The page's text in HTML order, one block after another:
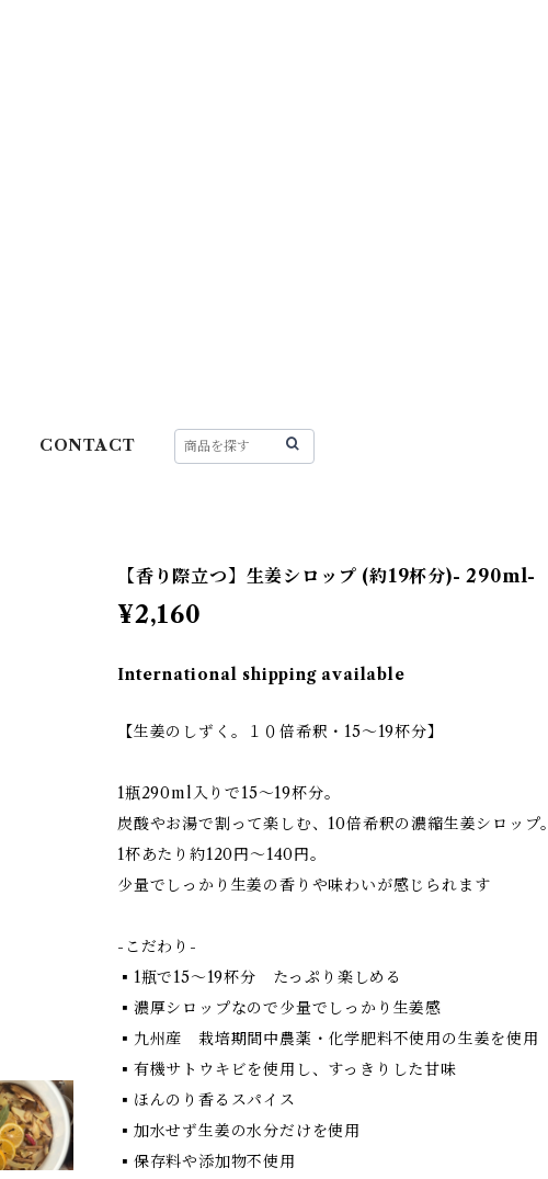
CONTACT
【香り際立つ】生姜シロップ (約19杯分)- 290ml-
¥2,160
International shipping available
【生姜のしずく。１０倍希釈・15〜19杯分】
1瓶290ml入りで15〜19杯分。
炭酸やお湯で割って楽しむ、10倍希釈の濃縮生姜シロップ。
1杯あたり約120円〜140円。
少量でしっかり生姜の香りや味わいが感じられます
-こだわり-
▪︎1瓶で15〜19杯分 たっぷり楽しめる
▪︎濃厚シロップなので少量でしっかり生姜感
▪︎九州産 栽培期間中農薬・化学肥料不使用の生姜を使用
▪︎有機サトウキビを使用し、すっきりした甘味
▪︎ほんのり香るスパイス
▪︎加水せず生姜の水分だけを使用
▪︎保存料や添加物不使用